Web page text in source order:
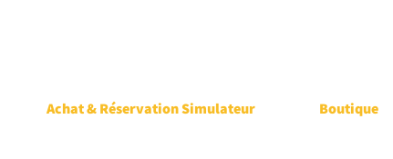
Achat & Réservation Simulateur Boutique